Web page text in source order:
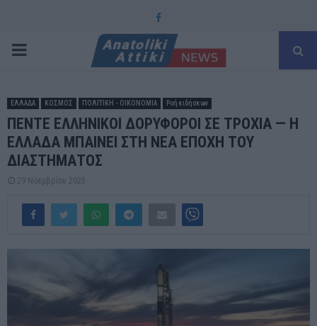
Facebook
PRIMARY
ΕΛΛΑΔΑ ΚΟΣΜΟΣ ΠΟΛΙΤΙΚΗ - ΟΙΚΟΝΟΜΙΑ Ροή ειδήσεων
ΠΕΝΤΕ ΕΛΛΗΝΙΚΟΙ ΔΟΡΥΦΟΡΟΙ ΣΕ ΤΡΟΧΙΑ — Η
ΕΛΛΑΔΑ ΜΠΑΙΝΕΙ ΣΤΗ ΝΕΑ ΕΠΟΧΗ ΤΟΥ
ΔΙΑΣΤΗΜΑΤΟΣ
29 Νοεμβρίου 2025